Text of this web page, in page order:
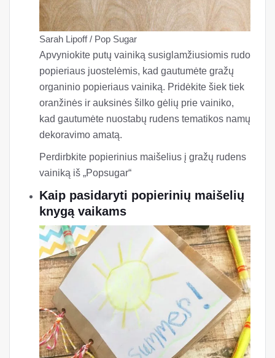
Sarah Lipoff / Pop Sugar
Apvyniokite putų vainiką susiglamžiusiomis rudo
popieriaus juostelėmis, kad gautumėte gražų
organinio popieriaus vainiką. Pridėkite šiek tiek
oranžinės ir auksinės šilko gėlių prie vainiko,
kad gautumėte nuostabų rudens tematikos namų
dekoravimo amatą.
Perdirbkite popierinius maišelius į gražų rudens
vainiką iš „Popsugar“
Kaip pasidaryti popierinių maišelių
knygą vaikams